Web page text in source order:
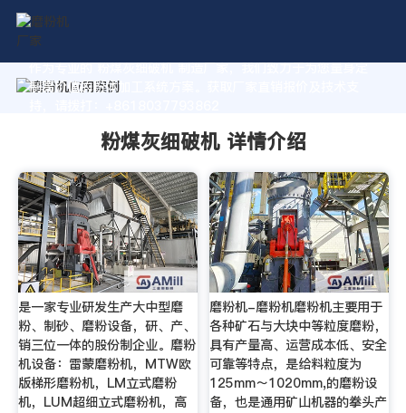
作为专业的 粉煤灰细破机 制造厂家，我们致力于为您量身定
制高价值的粉体加工系统方案。获取厂家直销报价及技术支
粉煤灰细破机 详情介绍
是一家专业研发生产大中型磨
粉、制砂、磨粉设备，研、产、
销三位一体的股份制企业。磨粉
机设备：雷蒙磨粉机，MTW欧
版梯形磨粉机，LM立式磨粉
机，LUM超细立式磨粉机，高
磨粉机-磨粉机磨粉机主要用于
各种矿石与大块中等粒度磨粉，
具有产量高、运营成本低、安全
可靠等特点，是给料粒度为
125mm～1020mm,的磨粉设
备，也是通用矿山机器的拳头产